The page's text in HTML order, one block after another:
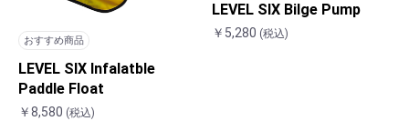
おすすめ商品
LEVEL SIX Infalatble
Paddle Float
￥8,580 (税込)
LEVEL SIX Bilge Pump
￥5,280 (税込)